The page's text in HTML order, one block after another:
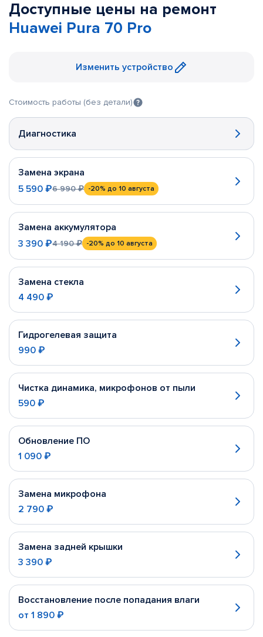
Доступные цены на ремонт
Huawei Pura 70 Pro
Изменить устройство
Стоимость работы (без детали)
Диагностика
Замена экрана
5 590 ₽6 990 ₽ -20% до 10 августа
Замена аккумулятора
3 390 ₽4 190 ₽ -20% до 10 августа
Замена стекла
4 490 ₽
Гидрогелевая защита
990 ₽
Чистка динамика, микрофонов от пыли
590 ₽
Обновление ПО
1 090 ₽
Замена микрофона
2 790 ₽
Замена задней крышки
3 390 ₽
Восстановление после попадания влаги
от 1 890 ₽